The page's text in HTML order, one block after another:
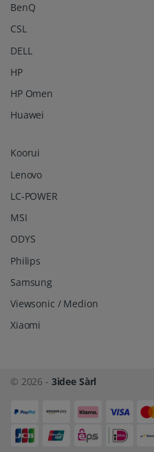
BenQ
CSL
DELL
HP
HP Omen
Huawei
Koorui
Lenovo
LC-POWER
MSI
ODYS
Philips
Samsung
Viewsonic / Medion
Xiaomi
© 2026 - 3idee Sàrl